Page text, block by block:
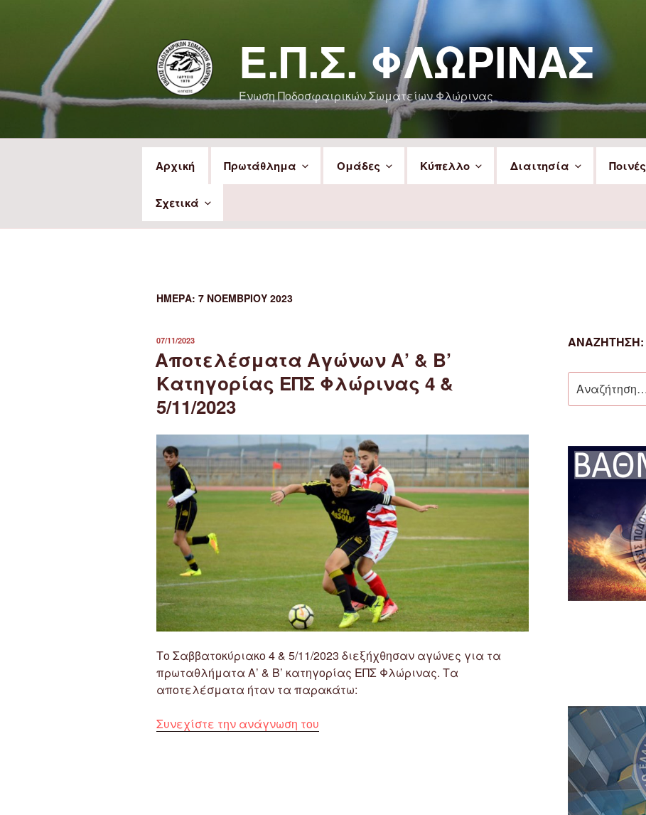
περιεχόμενο
Ε.Π.Σ. ΦΛΏΡΙΝΑΣ
Ένωση Ποδοσφαιρικών Σωματείων Φλώρινας
Αρχική Πρωτάθλημα Ομάδες Κύπελλο Διαιτησία Ποινές
Σχετικά
ΗΜΈΡΑ: 7 ΝΟΕΜΒΡΊΟΥ 2023
ΔΗΜΟΣΙΕΎΤΗΚΕ
07/11/2023
Αποτελέσματα Αγώνων Α’ & Β’
Κατηγορίας ΕΠΣ Φλώρινας 4 &
5/11/2023
Το Σαββατοκύριακο 4 & 5/11/2023 διεξήχθησαν αγώνες για τα
πρωταθλήματα Α’ & Β’ κατηγορίας ΕΠΣ Φλώρινας. Τα
αποτελέσματα ήταν τα παρακάτω:
Συνεχίστε την ανάγνωση του
ΑΝΑΖΉΤΗΣΗ:
για: